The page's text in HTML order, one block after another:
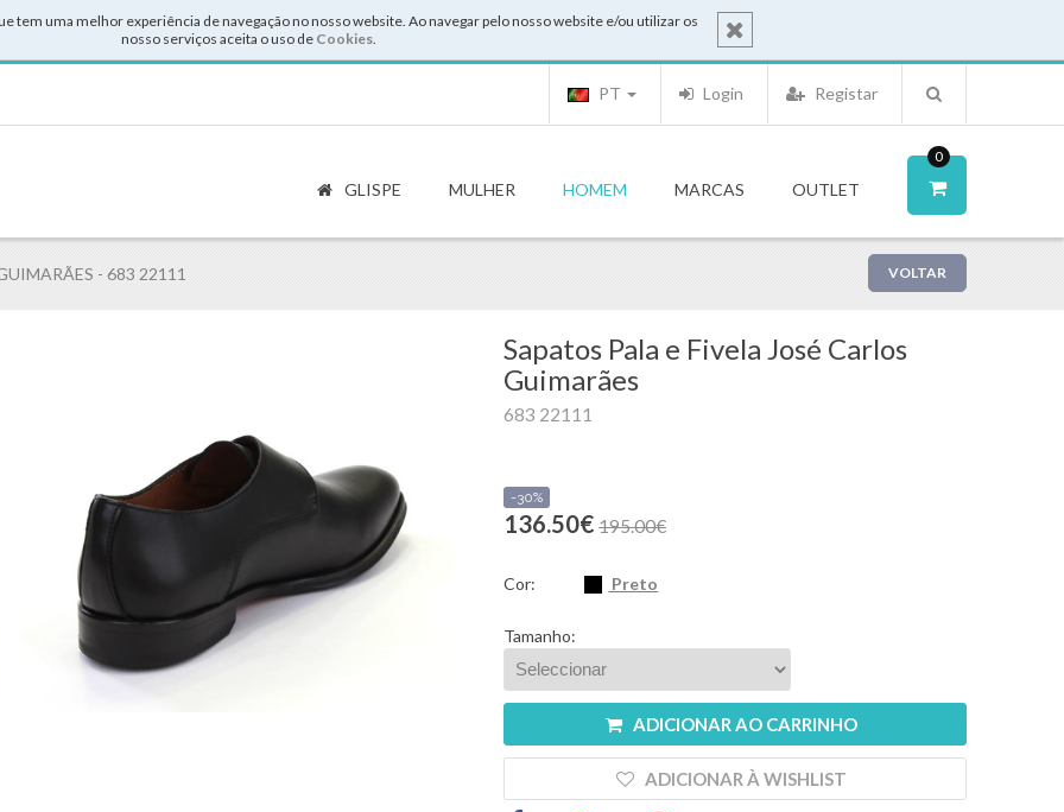
tem uma melhor experiência de navegação no nosso website. Ao navegar pelo nosso website e/ou utilizar os
nosso serviços aceita o uso de Cookies.
Registar
Login
PT
0
GLISPE MULHER HOMEM MARCAS OUTLET
VOLTAR
- 683 22111
Sapatos Pala e Fivela José Carlos
Guimarães
683 22111
-30%
136.50€ 195.00€
Cor: Preto
Tamanho:
ADICIONAR AO CARRINHO
ADICIONAR À WISHLIST